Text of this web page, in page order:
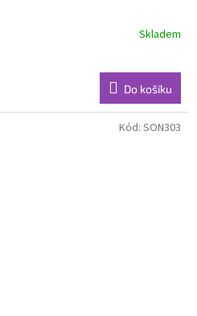
Skladem
Do košíku
Kód: SON303